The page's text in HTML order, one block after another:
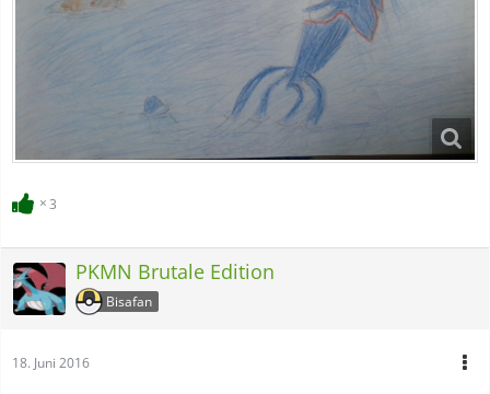
3
PKMN Brutale Edition
Bisafan
18. Juni 2016